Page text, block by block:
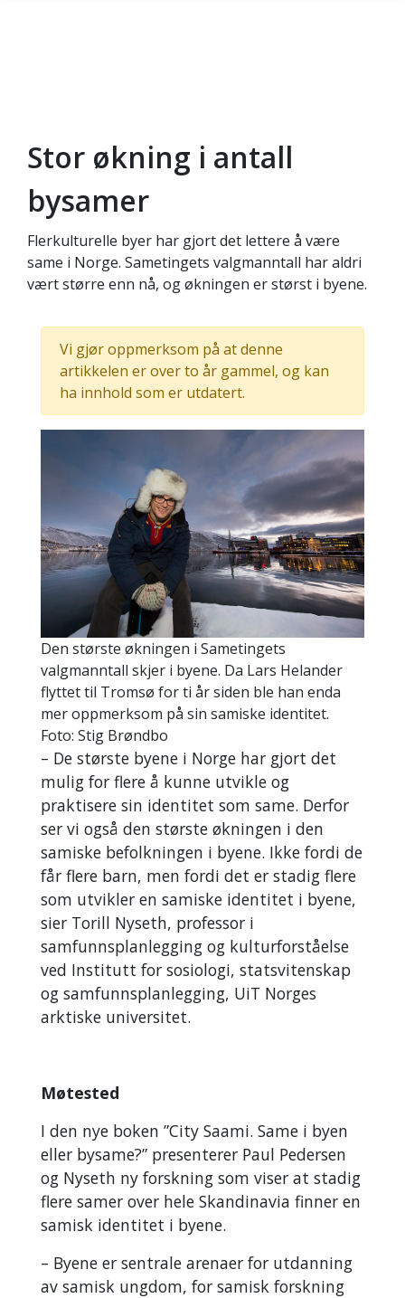
Gå til hovedinnhold
Stor økning i antall
bysamer
Flerkulturelle byer har gjort det lettere å være
same i Norge. Sametingets valgmanntall har aldri
vært større enn nå, og økningen er størst i byene.
Vi gjør oppmerksom på at denne
artikkelen er over to år gammel, og kan
ha innhold som er utdatert.
Den største økningen i Sametingets
valgmanntall skjer i byene. Da Lars Helander
flyttet til Tromsø for ti år siden ble han enda
mer oppmerksom på sin samiske identitet.
Foto: Stig Brøndbo
– De største byene i Norge har gjort det
mulig for flere å kunne utvikle og
praktisere sin identitet som same. Derfor
ser vi også den største økningen i den
samiske befolkningen i byene. Ikke fordi de
får flere barn, men fordi det er stadig flere
som utvikler en samiske identitet i byene,
sier Torill Nyseth, professor i
samfunnsplanlegging og kulturforståelse
ved Institutt for sosiologi, statsvitenskap
og samfunnsplanlegging, UiT Norges
arktiske universitet.
Møtested
I den nye boken ”City Saami. Same i byen
eller bysame?” presenterer Paul Pedersen
og Nyseth ny forskning som viser at stadig
flere samer over hele Skandinavia finner en
samisk identitet i byene.
– Byene er sentrale arenaer for utdanning
av samisk ungdom, for samisk forskning